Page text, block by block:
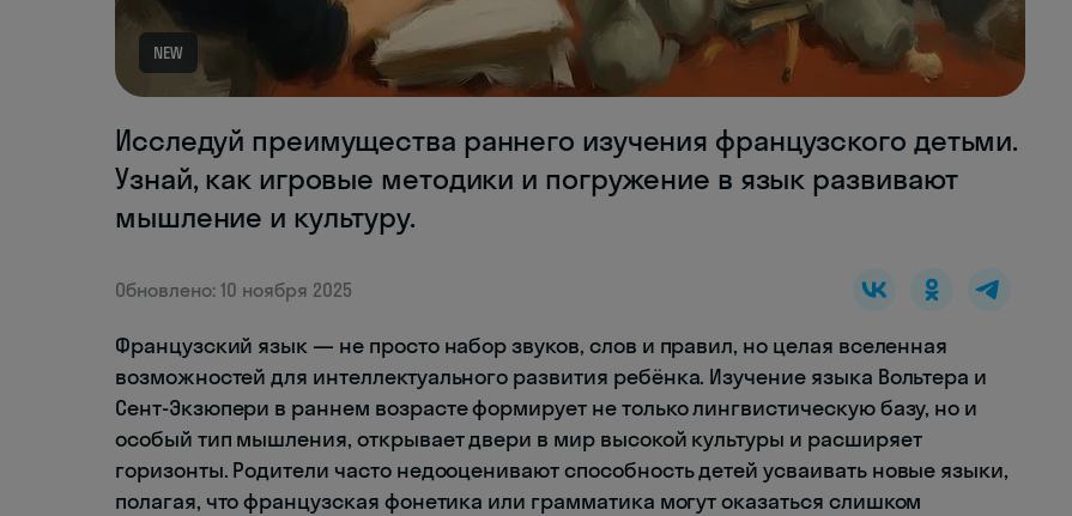
NEW
Исследуй преимущества раннего изучения французского детьми.
Узнай, как игровые методики и погружение в язык развивают
мышление и культуру.
Обновлено: 10 ноября 2025
Французский язык — не просто набор звуков, слов и правил, но целая вселенная
возможностей для интеллектуального развития ребёнка. Изучение языка Вольтера и
Сент-Экзюпери в раннем возрасте формирует не только лингвистическую базу, но и
особый тип мышления, открывает двери в мир высокой культуры и расширяет
горизонты. Родители часто недооценивают способность детей усваивать новые языки,
полагая, что французская фонетика или грамматика могут оказаться слишком